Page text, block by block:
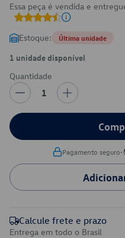
Essa peça é vendida e
Estoque: Última unidade
1 unidade disponível
Quantidade
1
Pagamento seguro•
Calcule frete e prazo
Entrega em todo o Brasil